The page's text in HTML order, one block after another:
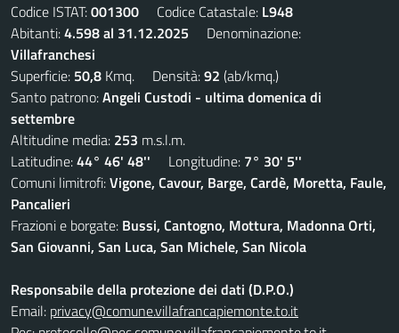
Codice ISTAT:001300 Codice Catastale: L948
Abitanti:4.598 al 31.12.2025 Denominazione:
Villafranchesi
Superficie: 50,8 Kmq. Densità:92 (ab/kmq.)
Santo patrono:Angeli Custodi - ultima domenica di
settembre
Altitudine media: 253 m.s.l.m.
Latitudine:44° 46' 48'' Longitudine: 7° 30' 5''
Comuni limitrofi:Vigone, Cavour, Barge, Cardè, Moretta, Faule,
Pancalieri
Frazioni e borgate: Bussi, Cantogno, Mottura, Madonna Orti,
San Giovanni, San Luca, San Michele, San Nicola
Responsabile della protezione dei dati (D.P.O.)
Email: privacy@comune.villafrancapiemonte.to.it